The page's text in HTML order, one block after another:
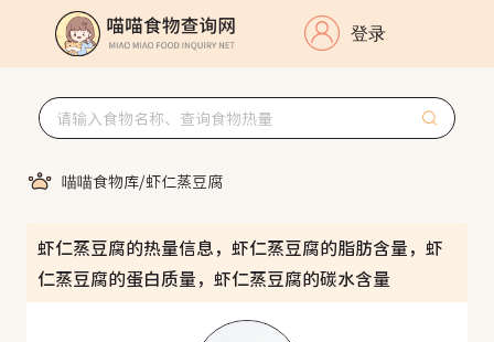
登录
喵喵食物库/虾仁蒸豆腐
虾仁蒸豆腐的热量信息，虾仁蒸豆腐的脂肪含量，虾
仁蒸豆腐的蛋白质量，虾仁蒸豆腐的碳水含量